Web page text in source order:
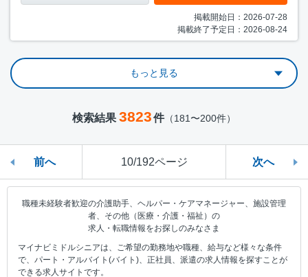
掲載開始日：2026-07-28
掲載終了予定日：2026-08-24
もっと見る
検索結果 3823件（181〜200件）
前へ 10/192ページ 次へ
職種未経験者歓迎の介護助手、ヘルパー・ケアマネージャー、施設管理
者、その他（医療・介護・福祉）の
求人・転職情報をお探しのみなさま
マイナビミドルシニアは、ご希望の勤務地や職種、給与など様々な条件
で、パート・アルバイト(バイト)、正社員、派遣の求人情報を探すことが
できる求人サイトです。